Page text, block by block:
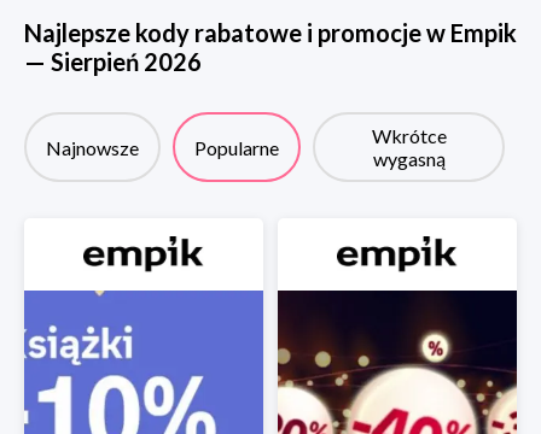
Najlepsze kody rabatowe i promocje w Empik
— Sierpień 2026
Najnowsze Popularne
Wkrótce
wygasną